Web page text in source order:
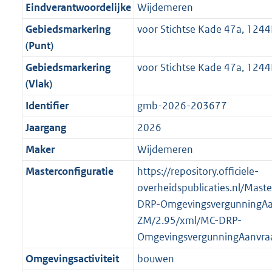
f
o
m
a
a
t
b
n
f
r
m
a
a
b
i
n
o
r
m
a
t
b
e
i
f
o
r
m
a
t
5
o
o
t
:
3
K
b
r
o
t
e
:
K
b
Eindverantwoordelijke Wijdemeren
Gebiedsmarkering
(Punt)
voor Stichtse Kade 47a,
Gebiedsmarkering
(Vlak)
voor Stichtse Kade 47a,
Identifier
gmb-2026-203677
Jaargang
2026
Maker
Wijdemeren
Masterconfiguratie
https://repository.officiele-
overheidspublicaties.nl/
DRP-
ZM/2.95/xml/MC-DRP-
Omgevingsactiviteit
bouwen